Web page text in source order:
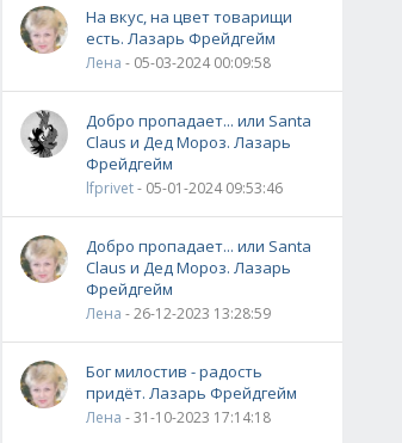
На вкус, на цвет товарищи
есть. Лазарь Фрейдгейм
Лена - 05-03-2024 00:09:58
Добро пропадает... или Santa
Claus и Дед Мороз. Лазарь
Фрейдгейм
lfprivet- 05-01-2024 09:53:46
Добро пропадает... или Santa
Claus и Дед Мороз. Лазарь
Фрейдгейм
Лена - 26-12-2023 13:28:59
Бог милостив - радость
придёт. Лазарь Фрейдгейм
Лена - 31-10-2023 17:14:18